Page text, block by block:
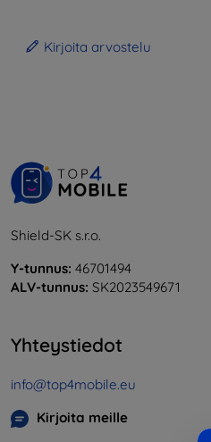
Kirjoita arvostelu
Shield-SK s.r.o.
Y-tunnus: 46701494
ALV-tunnus: SK2023549671
Yhteystiedot
info@top4mobile.eu
Kirjoita meille